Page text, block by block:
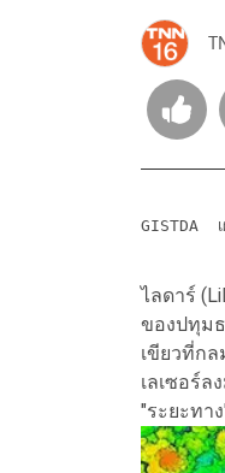
GISTDA
ไลดาร์
ของปทุม
เขียวที่กล
เลเซอร์
"ระยะทา